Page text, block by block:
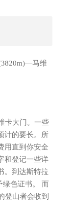
马维
卡大门。一些
计的要长。所
用直到你安全
和登记一些详
。到达斯特拉
绿色证书。 而
登山者会收到